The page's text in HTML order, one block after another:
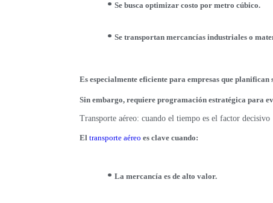
Se busca optimizar costo por metro cúbico.
Se transportan mercancías industriales o
Es especialmente eficiente para empresas que
Sin embargo, requiere programación estratégica para
Transporte aéreo: cuando el tiempo es el factor decisivo
El transporte aéreo es clave cuando:
La mercancía es de alto valor.